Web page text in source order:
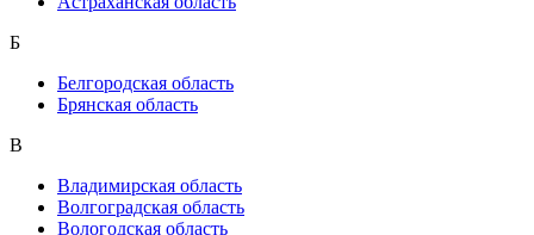
Б
Белгородская область
Брянская область
В
Владимирская область
Волгоградская область
Вологодская область